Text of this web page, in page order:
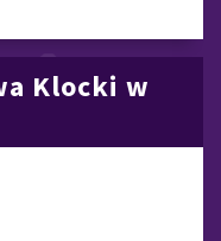
Klocki w